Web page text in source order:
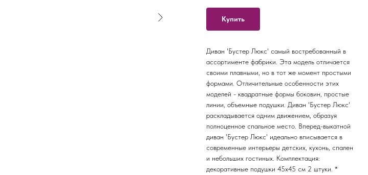
Купить
Диван 'Бустер Люкс' самый востребованный в
ассортименте фабрики. Эта модель отличается
своими плавными, но в тот же момент простыми
формами. Отличительные особенности этих
моделей - квадратные формы боковин, простые
линии, объемные подушки. Диван 'Бустер Люкс'
раскладывается одним движением, образуя
полноценное спальное место. Вперед-выкатной
диван 'Бустер Люкс' идеально вписывается в
современные интерьеры детских, кухонь, спален
и небольших гостиных. Комплектация:
декоративные подушки 45х45 см 2 штуки. *